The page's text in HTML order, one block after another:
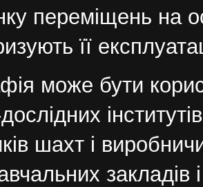
переміщень на
її
може бути
шахт і
закладів